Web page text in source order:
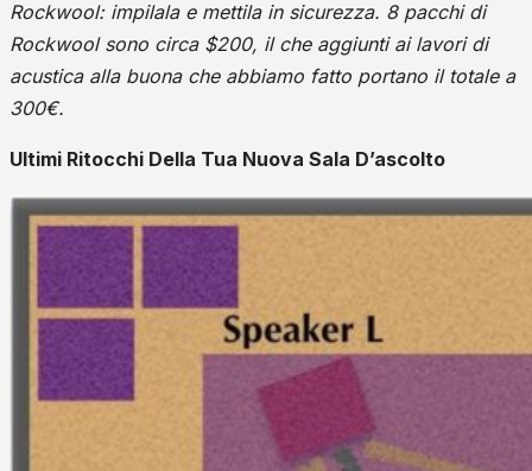
Rockwool: impilala e mettila in sicurezza. 8 pacchi di
Rockwool sono circa $200, il che aggiunti ai lavori di
acustica alla buona che abbiamo fatto portano il totale a
300€.
Ultimi Ritocchi Della Tua Nuova Sala D’ascolto